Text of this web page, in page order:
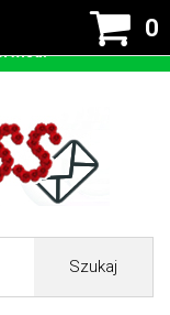
0
Szukaj
ciastek w celu
cookies